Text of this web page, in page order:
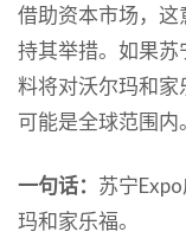
借助资本市场，
持其举措。如果
料将对沃尔玛和家
可能是全球范围内。
一句话： 苏宁
玛和家乐福。